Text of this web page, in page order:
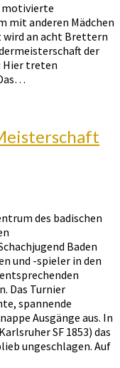
motivierte
mit anderen Mädchen
wird an acht Brettern
der
Hier treten
des badischen
Baden
und -spieler in den
Das Turnier
spannende
Ausgänge aus. In
SF 1853) das
ungeschlagen. Auf